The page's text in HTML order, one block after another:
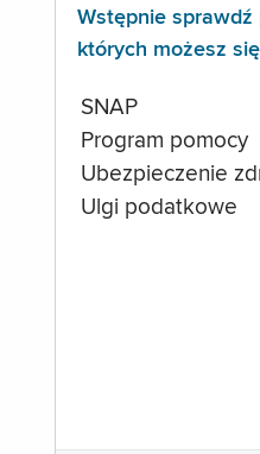
Wstępnie sprawdź
których możesz
SNAP
Program pomocy
Ubezpieczenie
Ulgi podatkowe